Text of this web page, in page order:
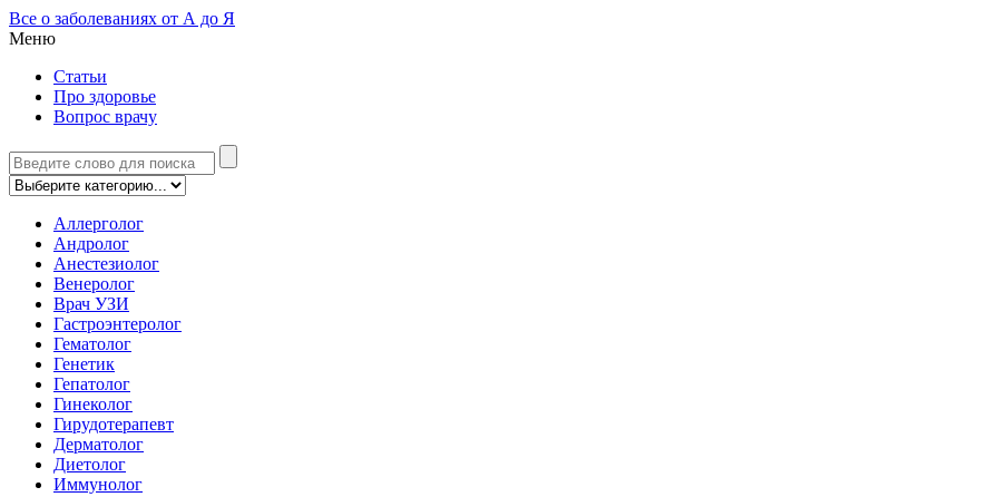
Все о заболеваниях от А до Я
Меню
Статьи
Про здоровье
Вопрос врачу
Аллерголог
Андролог
Анестезиолог
Венеролог
Врач УЗИ
Гастроэнтеролог
Гематолог
Генетик
Гепатолог
Гинеколог
Гирудотерапевт
Дерматолог
Диетолог
Иммунолог